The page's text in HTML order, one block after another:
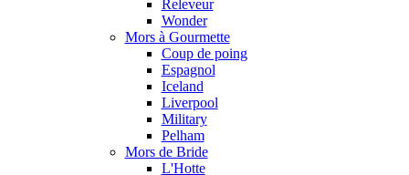
Releveur
Wonder
Mors à Gourmette
Coup de poing
Espagnol
Iceland
Liverpool
Military
Pelham
Mors de Bride
L'Hotte